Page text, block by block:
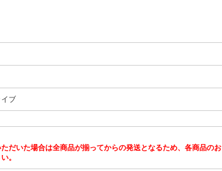
ブ
だいた場合は全商品が揃ってからの発送となるため、各商品のお
。